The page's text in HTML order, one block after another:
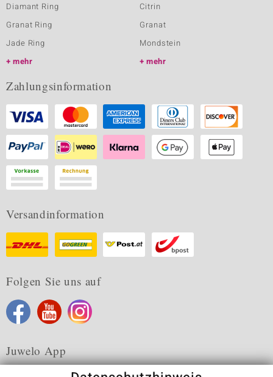
Diamant Ring
Granat Ring
Jade Ring
mehr
Citrin
Granat
Mondstein
mehr
Zahlungsinformation
Versandinformation
Folgen Sie uns auf
Juwelo App